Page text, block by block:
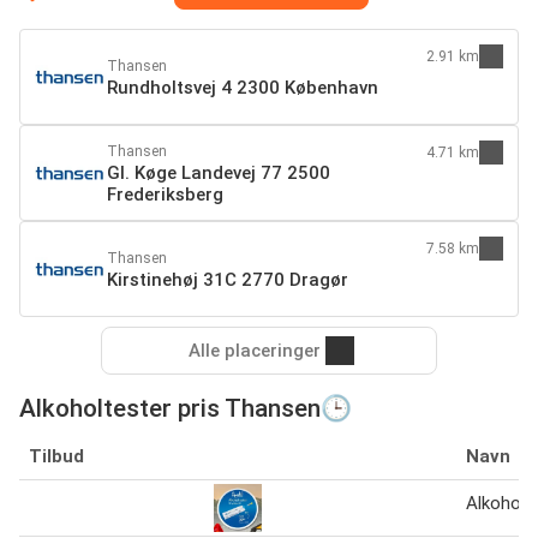
Thansen
Rundholtsvej 4 2300 København
2.91 km
Thansen
Gl. Køge Landevej 77 2500
Frederiksberg
4.71 km
Thansen
Kirstinehøj 31C 2770 Dragør
7.58 km
Alle placeringer
Alkoholtester pris Thansen🕒
Tilbud Navn